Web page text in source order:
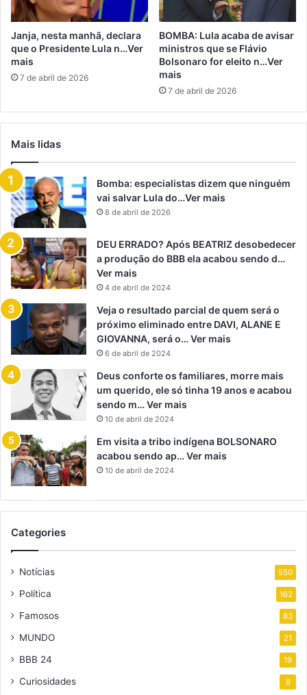
Janja, nesta manhã, declara
que o Presidente Lula n…Ver
mais
7 de abril de 2026
BOMBA: Lula acaba de avisar
ministros que se Flávio
Bolsonaro for eleito n…Ver
mais
7 de abril de 2026
Mais lidas
Bomba: especialistas dizem que ninguém
vai salvar Lula do…Ver mais
8 de abril de 2026
DEU ERRADO? Após BEATRIZ desobedecer
a produção do BBB ela acabou sendo d…
Ver mais
4 de abril de 2024
Veja o resultado parcial de quem será o
próximo eliminado entre DAVI, ALANE E
GIOVANNA, será o… Ver mais
6 de abril de 2024
Deus conforte os familiares, morre mais
um querido, ele só tinha 19 anos e acabou
sendo m… Ver mais
10 de abril de 2024
Em visita a tribo indígena BOLSONARO
acabou sendo ap… Ver mais
10 de abril de 2024
Categories
Notícias 550
Política 162
Famosos 83
MUNDO 21
BBB 24 19
Curiosidades 8